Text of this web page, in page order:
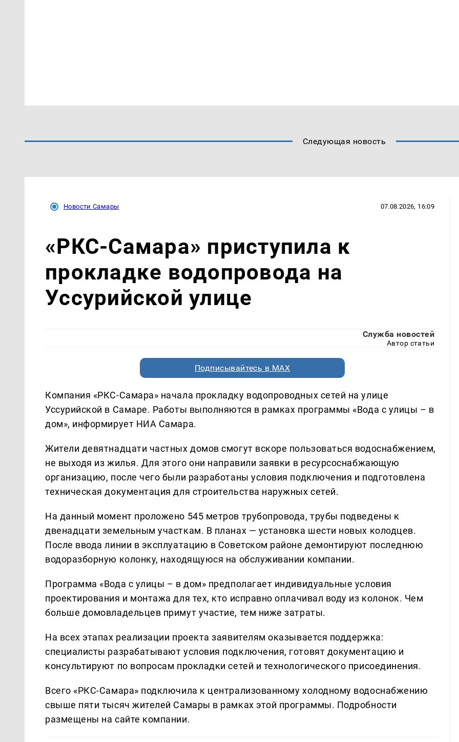
Следующая новость
Новости Самары 07.08.2026, 16:09
«РКС-Самара» приступила к
прокладке водопровода на
Уссурийской улице
Служба новостей
Автор статьи
Подписывайтесь в MAX
Компания «РКС-Самара» начала прокладку водопроводных сетей на улице
Уссурийской в Самаре. Работы выполняются в рамках программы «Вода с улицы – в
дом», информирует НИА Самара.
Жители девятнадцати частных домов смогут вскоре пользоваться водоснабжением,
не выходя из жилья. Для этого они направили заявки в ресурсоснабжающую
организацию, после чего были разработаны условия подключения и подготовлена
техническая документация для строительства наружных сетей.
На данный момент проложено 545 метров трубопровода, трубы подведены к
двенадцати земельным участкам. В планах — установка шести новых колодцев.
После ввода линии в эксплуатацию в Советском районе демонтируют последнюю
водоразборную колонку, находящуюся на обслуживании компании.
Программа «Вода с улицы – в дом» предполагает индивидуальные условия
проектирования и монтажа для тех, кто исправно оплачивал воду из колонок. Чем
больше домовладельцев примут участие, тем ниже затраты.
На всех этапах реализации проекта заявителям оказывается поддержка:
специалисты разрабатывают условия подключения, готовят документацию и
консультируют по вопросам прокладки сетей и технологического присоединения.
Всего «РКС-Самара» подключила к централизованному холодному водоснабжению
свыше пяти тысяч жителей Самары в рамках этой программы. Подробности
размещены на сайте компании.